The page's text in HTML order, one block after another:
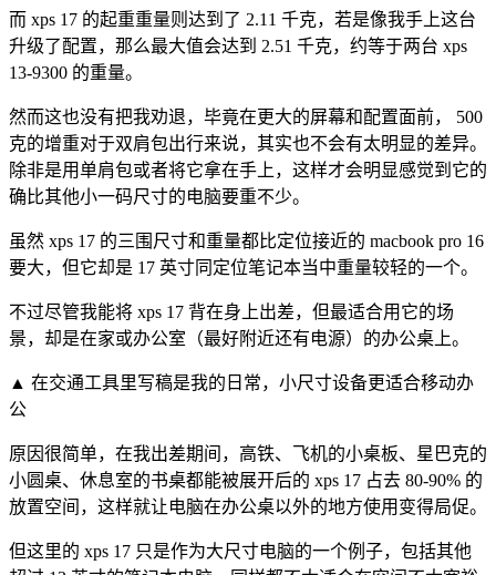
而 xps 17 的起重重量则达到了 2.11 千克，若是像我手上这台
升级了配置，那么最大值会达到 2.51 千克，约等于两台 xps
13-9300 的重量。
然而这也没有把我劝退，毕竟在更大的屏幕和配置面前， 500
克的增重对于双肩包出行来说，其实也不会有太明显的差异。
除非是用单肩包或者将它拿在手上，这样才会明显感觉到它的
确比其他小一码尺寸的电脑要重不少。
虽然 xps 17 的三围尺寸和重量都比定位接近的 macbook pro 16
要大，但它却是 17 英寸同定位笔记本当中重量较轻的一个。
不过尽管我能将 xps 17 背在身上出差，但最适合用它的场
景，却是在家或办公室（最好附近还有电源）的办公桌上。
▲ 在交通工具里写稿是我的日常，小尺寸设备更适合移动办
公
原因很简单，在我出差期间，高铁、飞机的小桌板、星巴克的
小圆桌、休息室的书桌都能被展开后的 xps 17 占去 80-90% 的
放置空间，这样就让电脑在办公桌以外的地方使用变得局促。
但这里的 xps 17 只是作为大尺寸电脑的一个例子，包括其他